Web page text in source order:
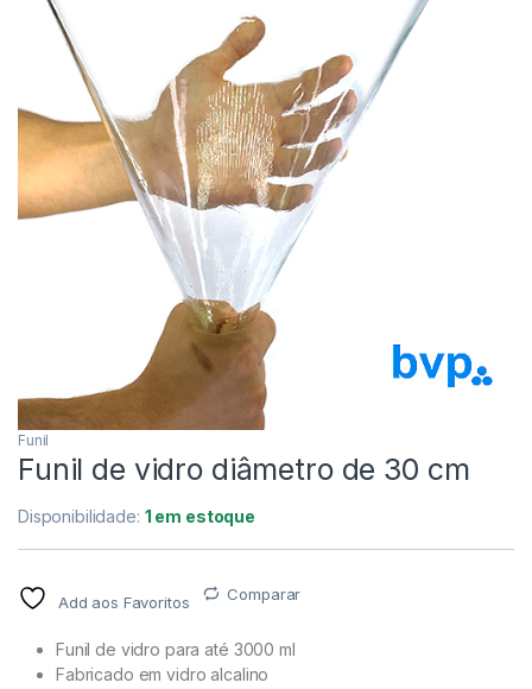
Funil
Funil de vidro diâmetro de 30 cm
Disponibilidade: 1 em estoque
Add aos Favoritos Comparar
Funil de vidro para até 3000 ml
Fabricado em vidro alcalino